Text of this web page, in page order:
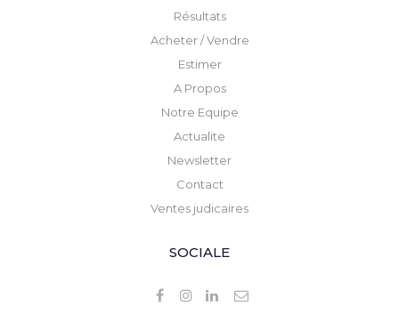
Résultats
Acheter / Vendre
Estimer
A Propos
Notre Equipe
Actualite
Newsletter
Contact
Ventes judicaires
SOCIALE